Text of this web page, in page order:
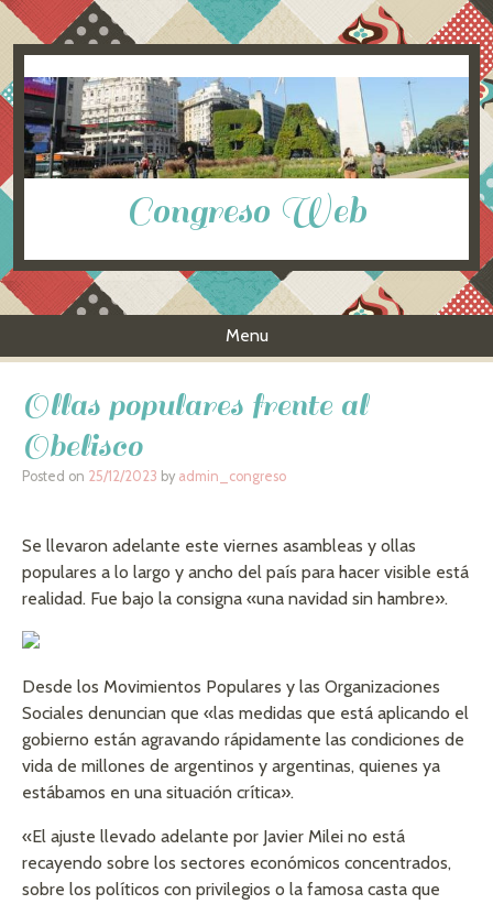
Congreso Web
Menu
Ollas populares frente al
Obelisco
Posted on 25/12/2023 by admin_congreso
Se llevaron adelante este viernes asambleas y ollas
populares a lo largo y ancho del país para hacer visible está
realidad. Fue bajo la consigna «una navidad sin hambre».
Desde los Movimientos Populares y las Organizaciones
Sociales denuncian que «las medidas que está aplicando el
gobierno están agravando rápidamente las condiciones de
vida de millones de argentinos y argentinas, quienes ya
estábamos en una situación crítica».
«El ajuste llevado adelante por Javier Milei no está
recayendo sobre los sectores económicos concentrados,
sobre los políticos con privilegios o la famosa casta que